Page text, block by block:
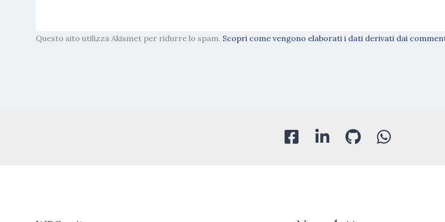
Questo sito utilizza Akismet per ridurre lo spam. Scopri come vengono elaborati i dati derivati dai